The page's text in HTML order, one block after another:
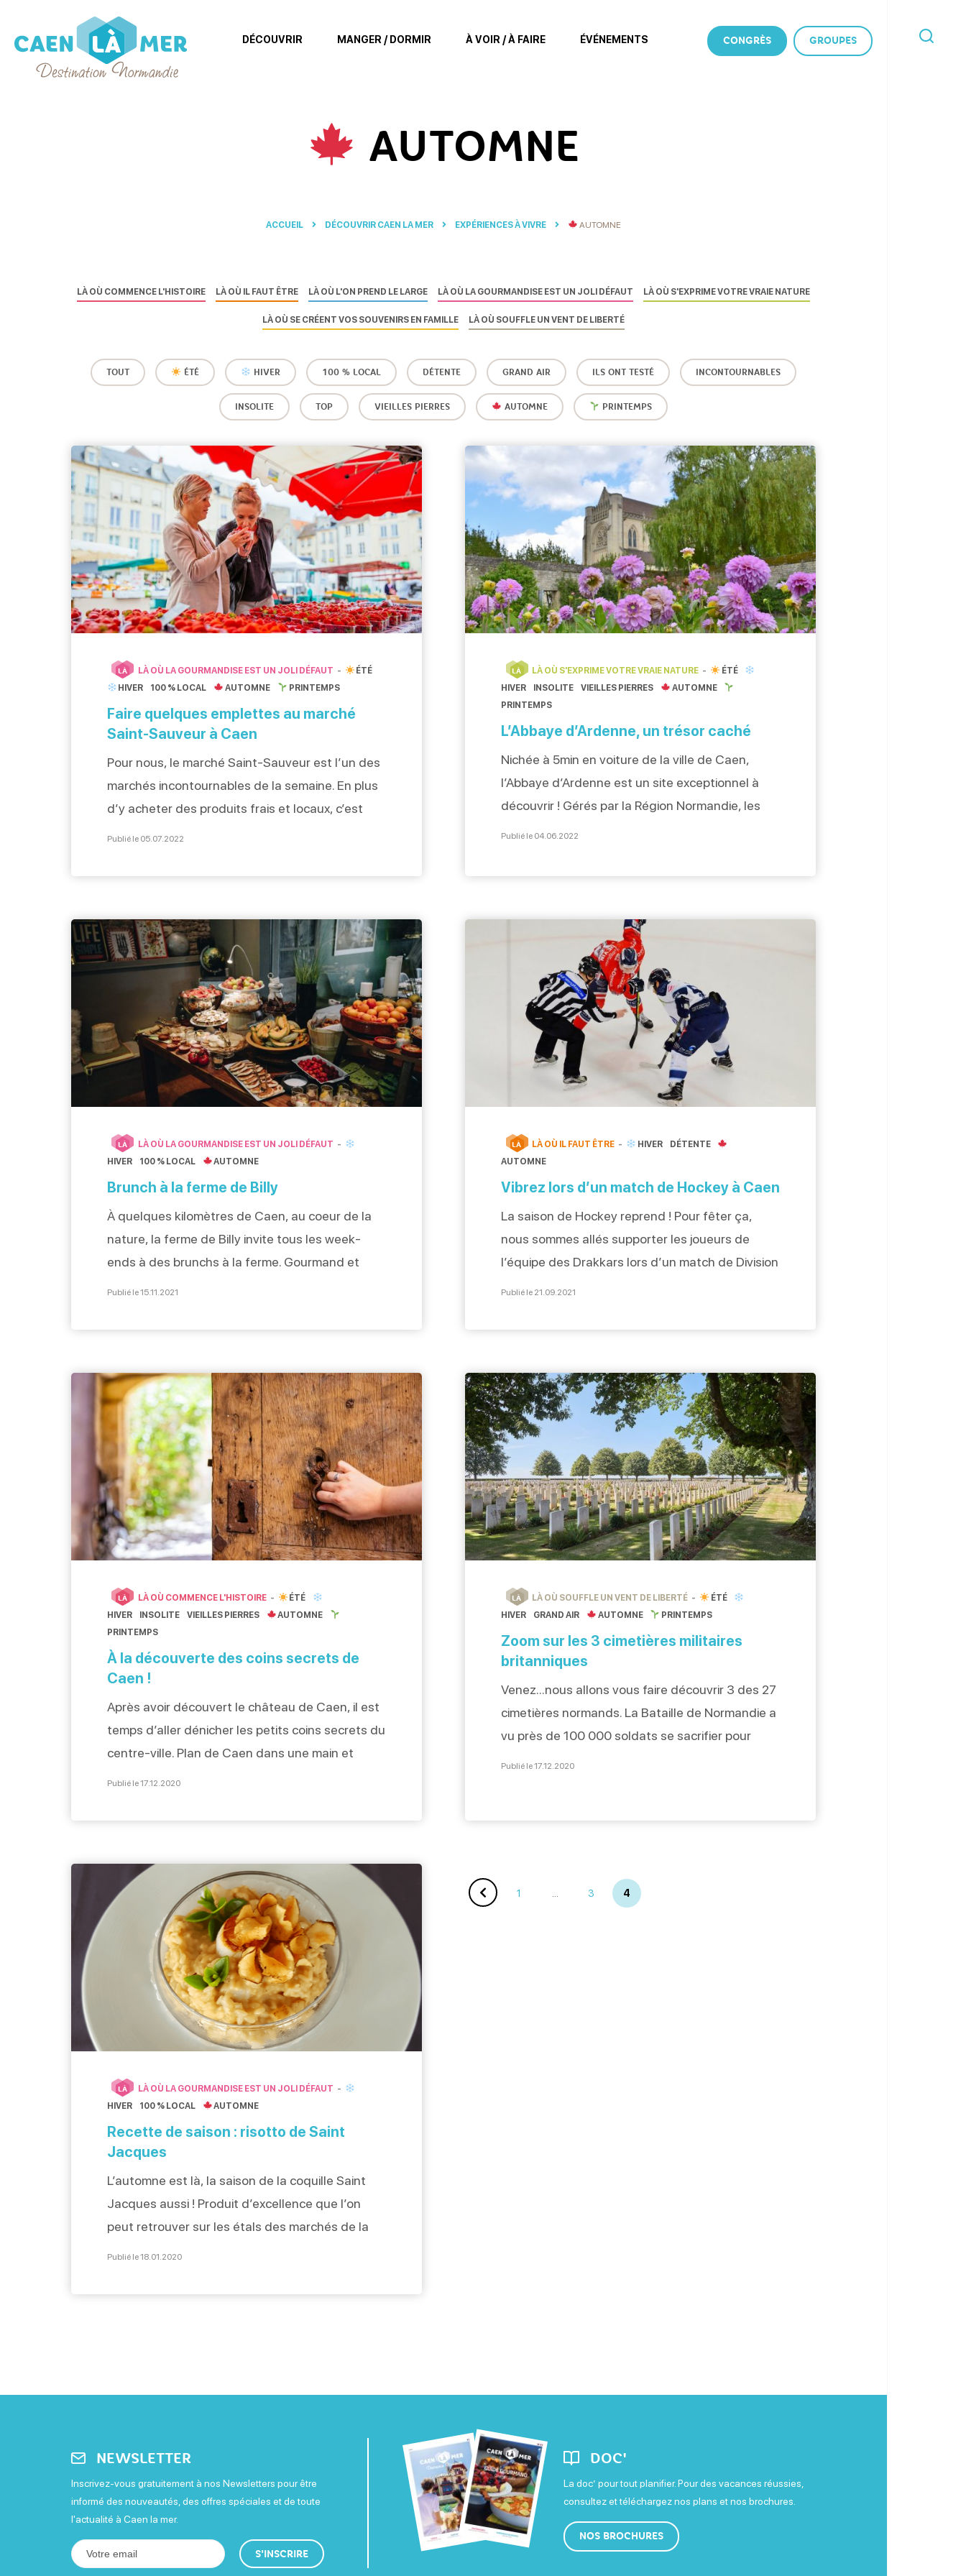
DÉCOUVRIR MANGER / DORMIR À VOIR / À FAIRE ÉVÉNEMENTS CONGRÈS GROUPES
AUTOMNE
ACCUEIL DÉCOUVRIR CAEN LA MER EXPÉRIENCES À VIVRE AUTOMNE
LÀ OÙ COMMENCE L'HISTOIRE LÀ OÙ IL FAUT ÊTRE LÀ OÙ L'ON PREND LE LARGE LÀ OÙ LA GOURMANDISE EST UN JOLI DÉFAUT LÀ OÙ S'EXPRIME VOTRE VRAIE NATURE
LÀ OÙ SE CRÉENT VOS SOUVENIRS EN FAMILLE LÀ OÙ SOUFFLE UN VENT DE LIBERTÉ
TOUT ÉTÉ HIVER 100 % LOCAL DÉTENTE GRAND AIR ILS ONT TESTÉ INCONTOURNABLES
INSOLITE TOP VIEILLES PIERRES AUTOMNE PRINTEMPS
LÀ LÀ OÙ LA GOURMANDISE EST UN JOLI DÉFAUT
ÉTÉ
HIVER
100 % LOCAL AUTOMNE PRINTEMPS
Faire quelques emplettes au marché
Saint-Sauveur à Caen
Pour nous, le marché Saint-Sauveur est l’un des
marchés incontournables de la semaine. En plus
d’y acheter des produits frais et locaux, c’est
les vendredis, panier aux bras, on sillonne les
Pémagnie et les […]
Publié le 05.07.2022
LÀ LÀ OÙ S'EXPRIME VOTRE VRAIE NATURE
ÉTÉ
HIVER
INSOLITE VIEILLES PIERRES
AUTOMNE
PRINTEMPS
L’Abbaye d’Ardenne, un trésor caché
Nichée à 5min en voiture de la ville de Caen,
l’Abbaye d’Ardenne est un site exceptionnel à
découvrir ! Gérés par la Région Normandie, les
monumentale bibliothèque se trouve dans
architecture médiévale et trésors littéraires, on
vous emmène […]
Publié le 04.06.2022
LÀ
LÀ OÙ LA GOURMANDISE EST UN JOLI DÉFAUT
HIVER
100 % LOCAL AUTOMNE
Brunch à la ferme de Billy
À quelques kilomètres de Caen, au coeur de la
nature, la ferme de Billy invite tous les week-
ends à des brunchs à la ferme. Gourmand et
couple, entre amis ou en famille ! Comme à la
Publié le 15.11.2021
LÀ LÀ OÙ IL FAUT ÊTRE HIVER
DÉTENTE
AUTOMNE
Vibrez lors d’un match de Hockey à Caen
La saison de Hockey reprend ! Pour fêter ça,
nous sommes allés supporter les joueurs de
l’équipe des Drakkars lors d’un match de Division
1970, il est décidé de reprendre le maillot
Publié le 21.09.2021
LÀ LÀ OÙ COMMENCE L'HISTOIRE
ÉTÉ
HIVER
INSOLITE VIEILLES PIERRES
AUTOMNE
PRINTEMPS
À la découverte des coins secrets de
Caen !
Après avoir découvert le château de Caen, il est
temps d’aller dénicher les petits coins secrets du
centre-ville. Plan de Caen dans une main et
patrimoine de Caen et de vous livrer (presque)
Publié le 17.12.2020
LÀ LÀ OÙ SOUFFLE UN VENT DE LIBERTÉ
ÉTÉ
HIVER
GRAND AIR AUTOMNE PRINTEMPS
Zoom sur les 3 cimetières militaires
britanniques
Venez…nous allons vous faire découvrir 3 des 27
cimetières normands. La Bataille de Normandie a
vu près de 100 000 soldats se sacrifier pour
Publié le 17.12.2020
LÀ
LÀ OÙ LA GOURMANDISE EST UN JOLI DÉFAUT
HIVER
100 % LOCAL AUTOMNE
Recette de saison : risotto de Saint
Jacques
L’automne est là, la saison de la coquille Saint
Jacques aussi ! Produit d’excellence que l’on
peut retrouver sur les étals des marchés de la
nous partage sa recette de risotto de Saint
Publié le 18.01.2020
1 3 4
NEWSLETTER
Inscrivez-vous gratuitement à nos Newsletters pour être
informé des nouveautés, des offres spéciales et de toute
l'actualité à Caen la mer.
S'INSCRIRE
DOC'
La doc’ pour tout planifier. Pour des vacances réussies,
consultez et téléchargez nos plans et nos brochures.
NOS BROCHURES